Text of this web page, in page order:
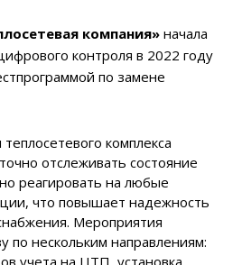
компания» начала
контроля в 2022 году
по замене
комплекса
отслеживать состояние
реагировать на любые
что повышает надежность
Мероприятия
по нескольким направлениям: